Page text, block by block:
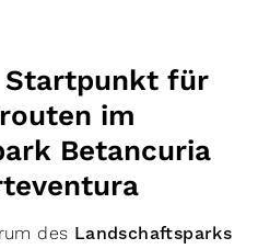
Startpunkt für
im
Betancuria
des Landschaftsparks